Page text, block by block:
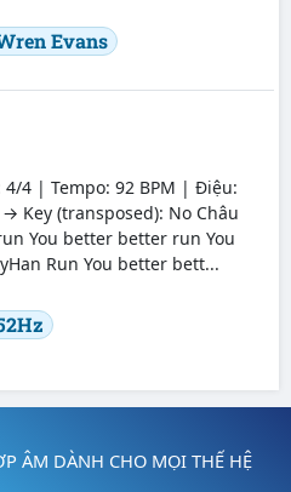
Evans
4/4 | Tempo: 92 BPM | Điệu:
Key (transposed): No Châu
You better better run You
Run You better bett...
ÂM DÀNH CHO MỌI THẾ HỆ